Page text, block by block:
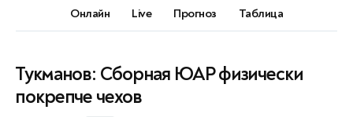
Онлайн Live Прогноз Таблица
Тукманов: Сборная ЮАР физически
покрепче чехов